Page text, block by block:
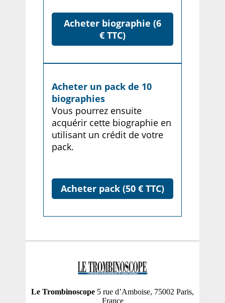
Acheter biographie (6
€ TTC)
Acheter un pack de 10
biographies
Vous pourrez ensuite
acquérir cette biographie en
utilisant un crédit de votre
pack.
Acheter pack (50 € TTC)
Le Trombinoscope 5 rue d’Amboise, 75002 Paris,
France